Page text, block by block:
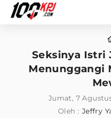
Seksinya Istri
Menunggangi
Jumat, 7
Oleh : Jeffry